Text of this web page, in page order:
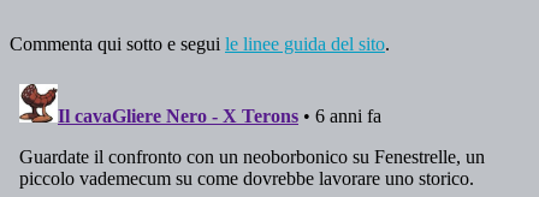
Commenta qui sotto e segui le linee guida del sito.